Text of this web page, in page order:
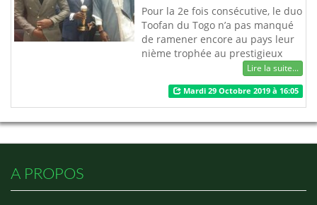
Pour la 2e fois consécutive, le duo
Toofan du Togo n’a pas manqué
de ramener encore au pays leur
nième trophée au prestigieux
"African Music Magazine Award"
2019 (AFRIMMA 2019). Organisée
à Dallas aux Etats-Unis, la soirée
de remise des récompenses de
l’AFRIMMA s’est déroulée le
Lire la suite...
Mardi 29 Octobre 2019 à 16:05
A PROPOS